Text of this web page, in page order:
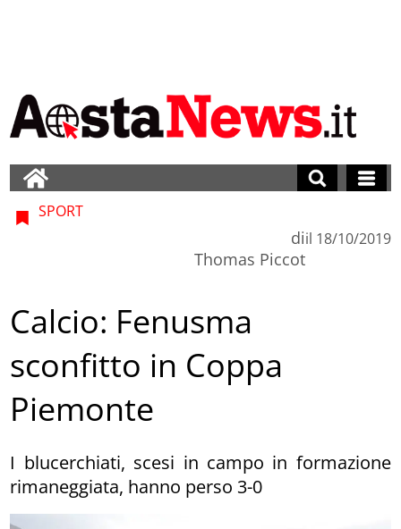
SPORT
di
Thomas Piccot
il 18/10/2019
Calcio: Fenusma
sconfitto in Coppa
Piemonte
I blucerchiati, scesi in campo in formazione
rimaneggiata, hanno perso 3-0